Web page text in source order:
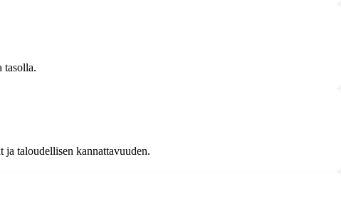
tasolla.
taloudellisen kannattavuuden.